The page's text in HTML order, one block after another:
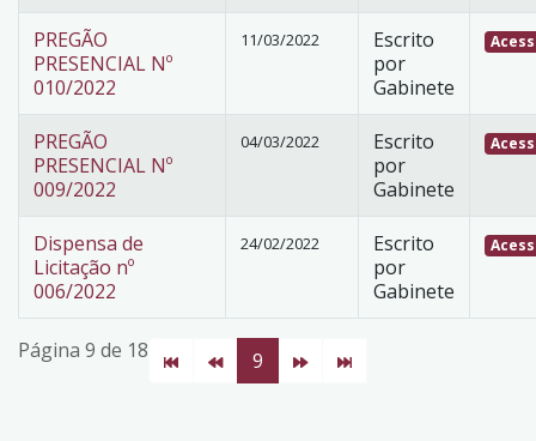
PREGÃO
PRESENCIAL Nº
010/2022
11/03/2022
Escrito
por
Gabinete
PREGÃO
PRESENCIAL Nº
009/2022
04/03/2022
Escrito
por
Gabinete
Dispensa de
Licitação nº
006/2022
24/02/2022
Escrito
por
Gabinete
Página 9 de 18 9